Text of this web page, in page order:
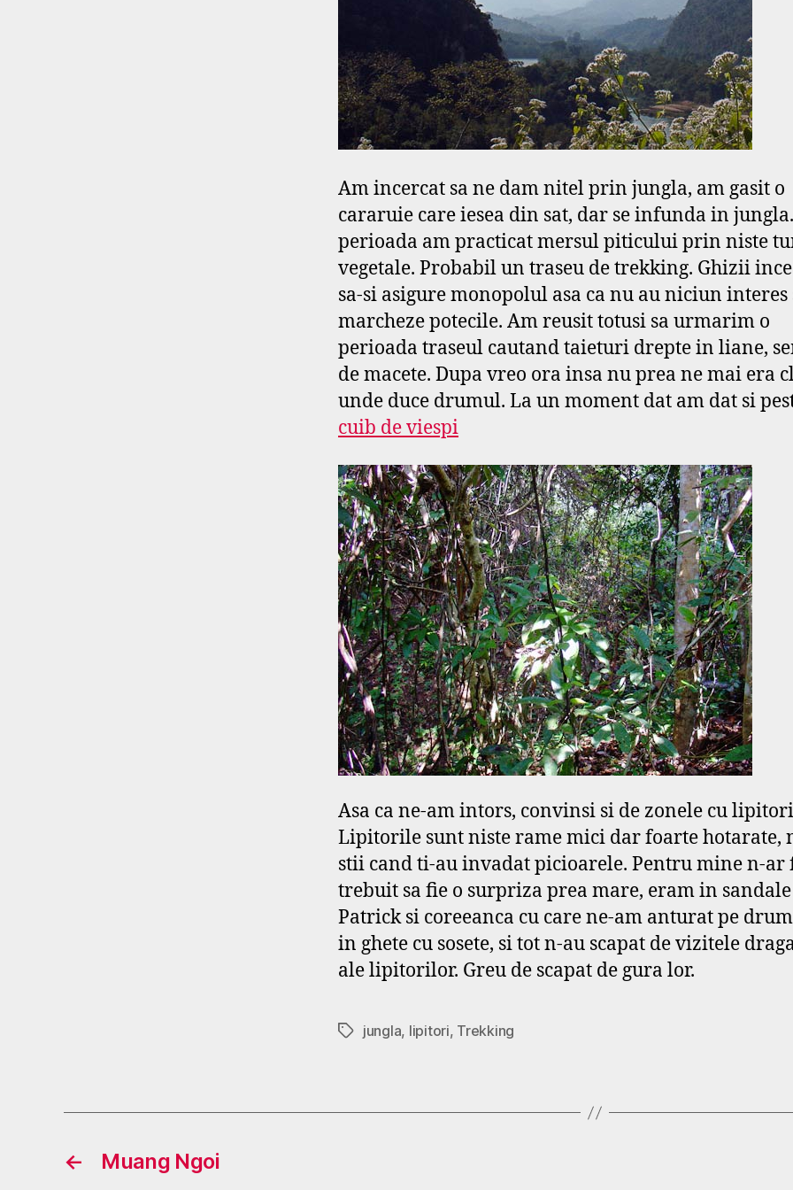
Am incercat sa ne dam nitel prin jungla, am gasit o
cararuie care iesea din sat, dar se infunda in
perioada am practicat mersul piticului prin niste
vegetale. Probabil un traseu de trekking. Ghizii
sa-si asigure monopolul asa ca nu au niciun interes
marcheze potecile. Am reusit totusi sa urmarim o
perioada traseul cautand taieturi drepte in liane,
de macete. Dupa vreo ora insa nu prea ne mai era
unde duce drumul. La un moment dat am dat si
cuib de viespi
Asa ca ne-am intors, convinsi si de zonele cu
Lipitorile sunt niste rame mici dar foarte hotarate,
stii cand ti-au invadat picioarele. Pentru mine n-ar
trebuit sa fie o surpriza prea mare, eram in
Patrick si coreeanca cu care ne-am anturat pe
in ghete cu sosete, si tot n-au scapat de vizitele
ale lipitorilor. Greu de scapat de gura lor.
Tagsjungla, lipitori, Trekking
← Muang Ngoi